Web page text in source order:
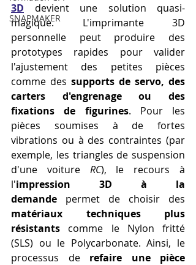
SNAPMAKER
3D devient une solution quasi-
magique. L'imprimante 3D
personnelle peut produire des
prototypes rapides pour valider
l'ajustement des petites pièces
comme des supports de servo, des
carters d'engrenage ou des
fixations de figurines. Pour les
pièces soumises à de fortes
vibrations ou à des contraintes (par
exemple, les triangles de suspension
d'une voiture RC), le recours à
l'impression 3D à la
demande
matériaux techniques plus
résistants comme le Nylon fritté
(SLS) ou le Polycarbonate. Ainsi, le
processus de refaire une pièce